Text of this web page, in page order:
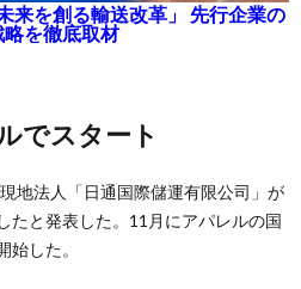
来を創る輸送改革」 先行企業の
略を徹底取材
ルでスタート
地法人「日通国際儲運有限公司」が
たと発表した。11月にアパレルの国
した。